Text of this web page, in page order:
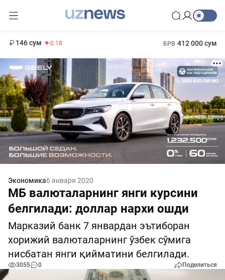
146 сум -0.18 БРВ 412 000 сум
Экономика6 января 2020
МБ валюталарнинг янги курсини
белгилади: доллар нархи ошди
Марказий банк 7 январдан эътиборан
хорижий валюталарнинг ўзбек сўмига
нисбатан янги қийматини белгилади.
3055 0 Поделиться